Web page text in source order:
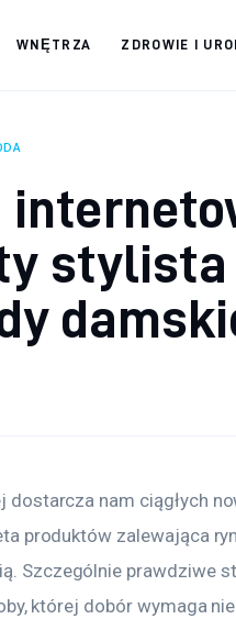
WNĘTRZA ZDROWIE I
nam ciągłych
produktów zalewająca
Szczególnie prawdziwe
której dobór wymaga